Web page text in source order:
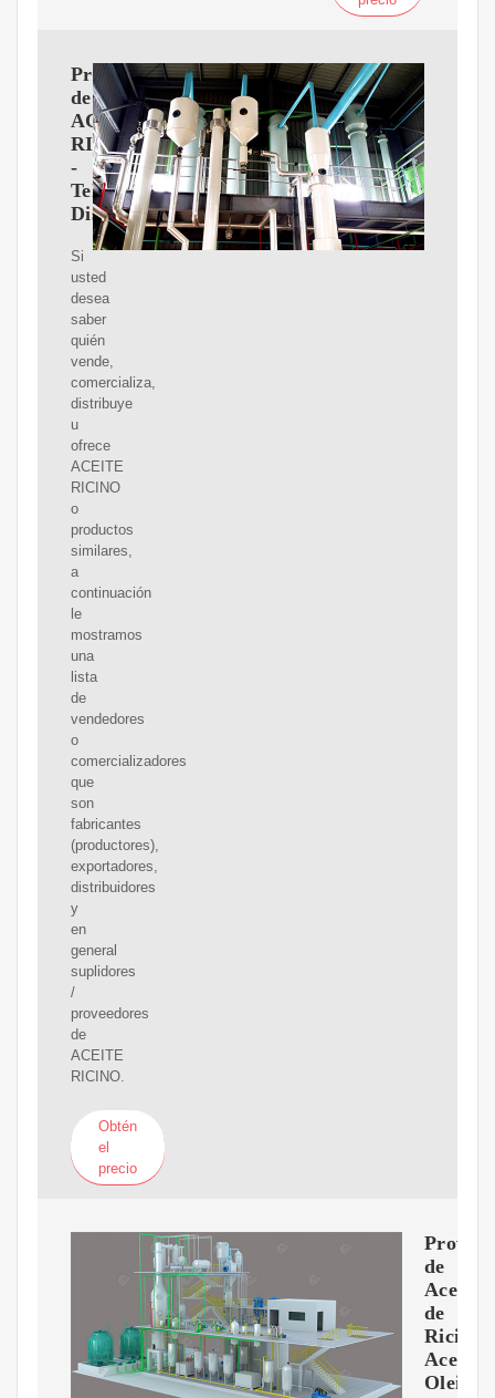
Proveedores
de
ACEITE
RICINO
-
Teléfonos,
Distribuidores
Si
usted
desea
saber
quién
vende,
comercializa,
distribuye
u
ofrece
ACEITE
RICINO
o
productos
similares,
a
continuación
le
mostramos
una
lista
de
vendedores
o
comercializadores
que
son
fabricantes
(productores),
exportadores,
distribuidores
y
en
general
suplidores
/
proveedores
de
ACEITE
RICINO.
Obtén
el
precio
de
Aceite
de
Ricino,
Aceite
Oleico